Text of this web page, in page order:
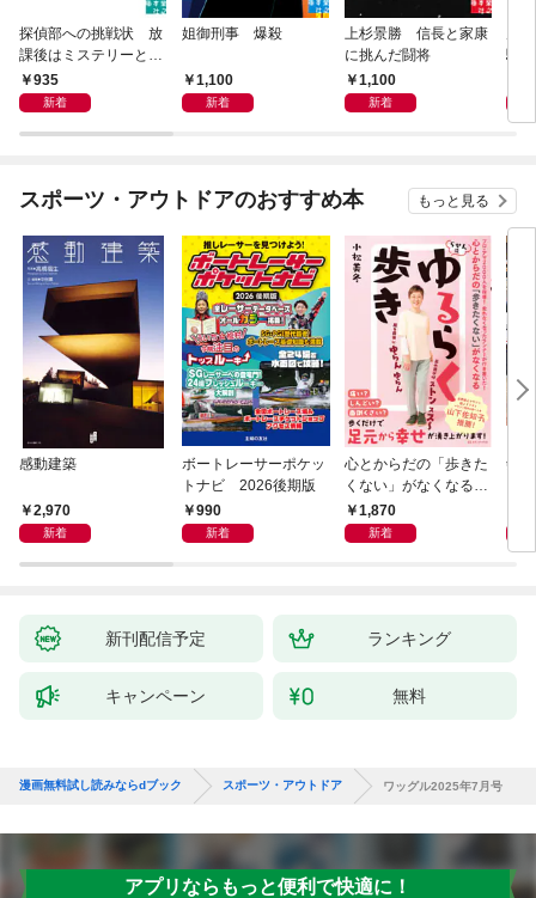
探偵部への挑戦状 放
課後はミステリーとと
もに 新装版
935
新着
姐御刑事 爆殺
1,100
新着
上杉景勝 信長と家康
に挑んだ闘将
1,100
新着
騒動
スポーツ・アウトドアのおすすめ本 もっと見る
感動建築
2,970
新着
ボートレーサーポケッ
トナビ 2026後期版
990
新着
心とからだの「歩きた
くない」がなくなる
らせん流 ゆるらく歩
き
1,870
新着
剣
新刊配信予定 ランキング
キャンペーン 無料
漫画無料試し読みならdブック スポーツ・アウトドア ワッグル2025年7月号
アプリならもっと便利で快適に！